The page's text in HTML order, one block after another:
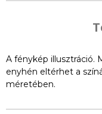
A fénykép illusztráció.
enyhén eltérhet a
méretében.